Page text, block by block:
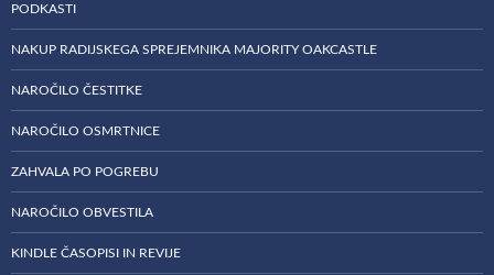
PODKASTI
NAKUP RADIJSKEGA SPREJEMNIKA MAJORITY OAKCASTLE
NAROČILO ČESTITKE
NAROČILO OSMRTNICE
ZAHVALA PO POGREBU
NAROČILO OBVESTILA
KINDLE ČASOPISI IN REVIJE